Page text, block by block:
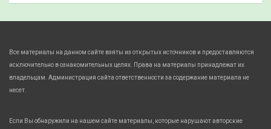
Все материалы на данном сайте взяты из открытых источников и предоставляются
исключительно в ознакомительных целях. Права на материалы принадлежат их
владельцам. Администрация сайта ответственности за содержание материала не
несет.
Если Вы обнаружили на нашем сайте материалы, которые нарушают авторские